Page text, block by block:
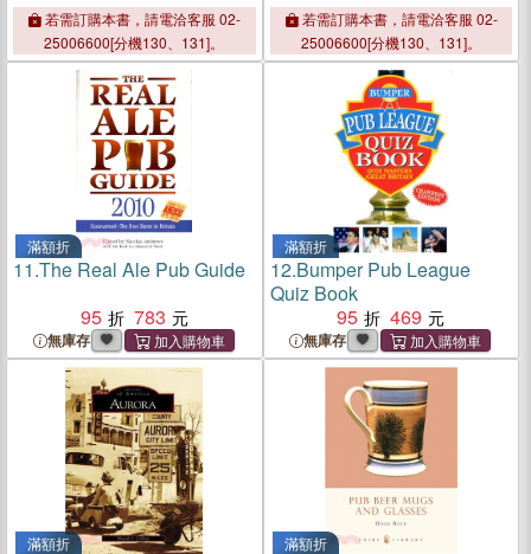
若需訂購本書，請電洽客服 02-
25006600[分機130、131]。
若需訂購本書，請電洽客服 02-
25006600[分機130、131]。
滿額折
11.The Real Ale Pub Guide
95
783
無庫存
滿額折
12.Bumper Pub League
Quiz Book
95
469
無庫存
滿額折 滿額折